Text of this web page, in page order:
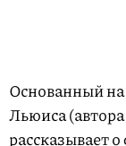
Основанный
Льюиса
рассказывает